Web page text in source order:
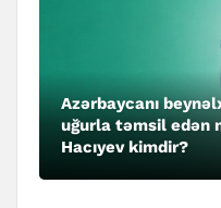
Azərbaycanı
uğurla təmsil edən
Hacıyev kimdir?